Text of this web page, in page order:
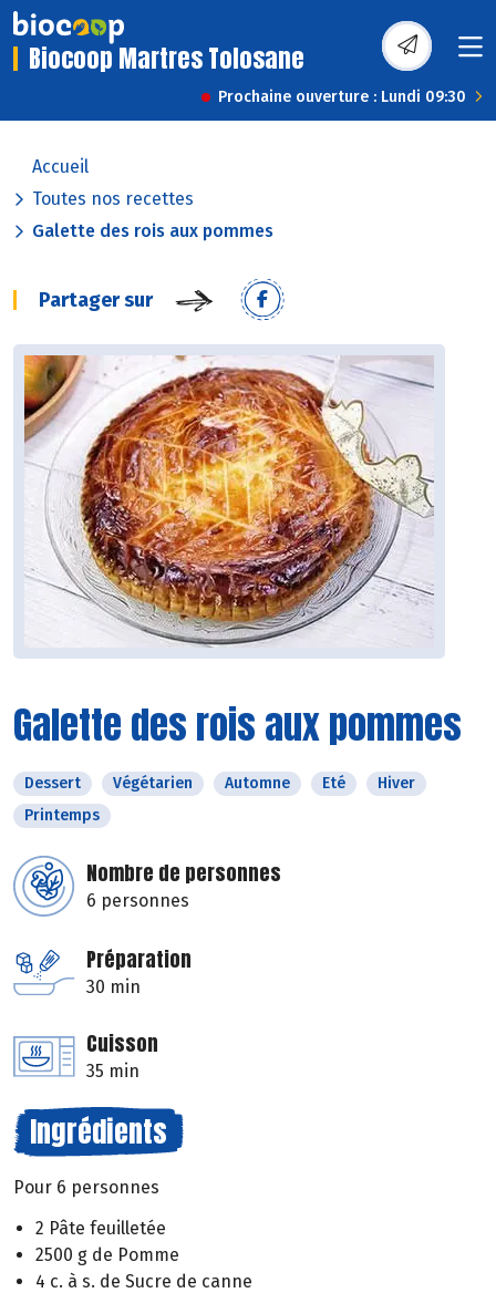
Biocoop Martres Tolosane
Prochaine ouverture : Lundi 09:30
Accueil
Toutes nos recettes
Galette des rois aux pommes
Partager sur
Galette des rois aux pommes
Dessert Végétarien Automne Eté
Hiver
Printemps
Nombre de personnes
6 personnes
Préparation
30 min
Cuisson
35 min
Ingrédients
Pour 6 personnes
2 Pâte feuilletée
2500 g de Pomme
4 c. à s. de Sucre de canne